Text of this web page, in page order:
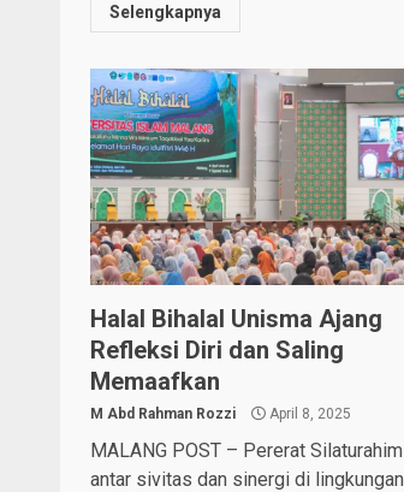
Selengkapnya
Halal Bihalal Unisma Ajang
Refleksi Diri dan Saling
Memaafkan
M Abd Rahman Rozzi April 8, 2025
MALANG POST – Pererat Silaturahim
antar sivitas dan sinergi di lingkungan